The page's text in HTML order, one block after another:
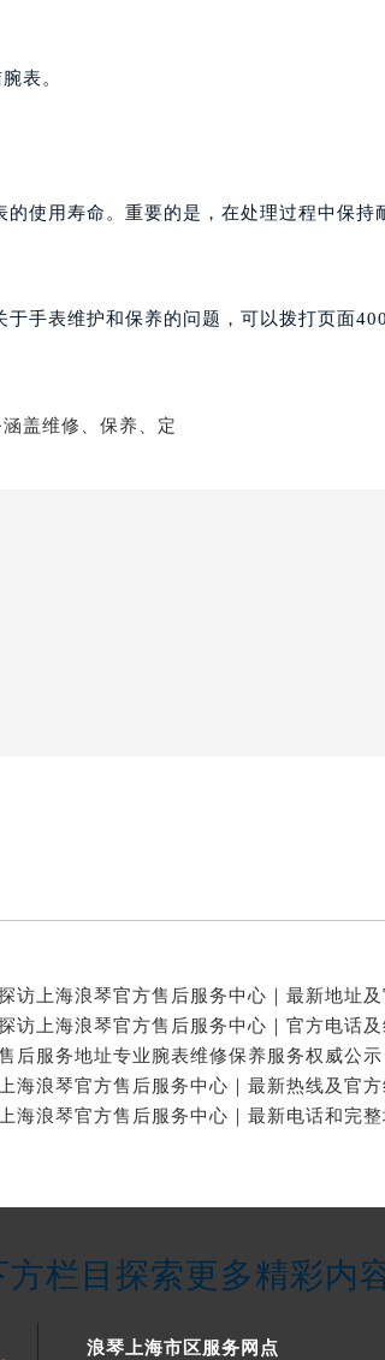
表。
使用寿命。重要的是，在处理过程中保持
手表维护和保养的问题，可以拨打页面
栏目探索更多精彩内
浪琴上海市区服务网点